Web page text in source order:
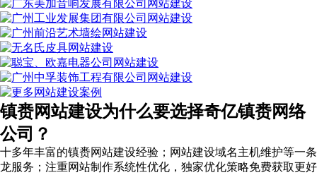
镇赉网站建设为什么要选择奇亿镇赉网络
公司？
十多年丰富的镇赉网站建设经验；网站建设域名主机维护等一条
龙服务 ；注重网站制作系统性优化， 独家优化策略免费获取更好